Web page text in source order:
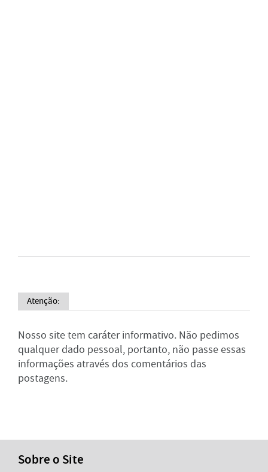
Atenção:
Nosso site tem caráter informativo. Não pedimos
qualquer dado pessoal, portanto, não passe essas
informações através dos comentários das
postagens.
Sobre o Site